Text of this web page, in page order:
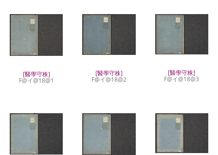
[醫學守株]
F@イ@18@1
[醫學守株]
F@イ@18@2
[醫學守株]
F@イ@18@3